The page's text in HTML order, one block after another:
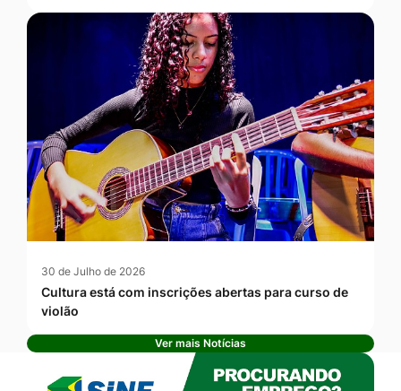
30 de Julho de 2026
Cultura está com inscrições abertas para curso de
violão
Ver mais Notícias